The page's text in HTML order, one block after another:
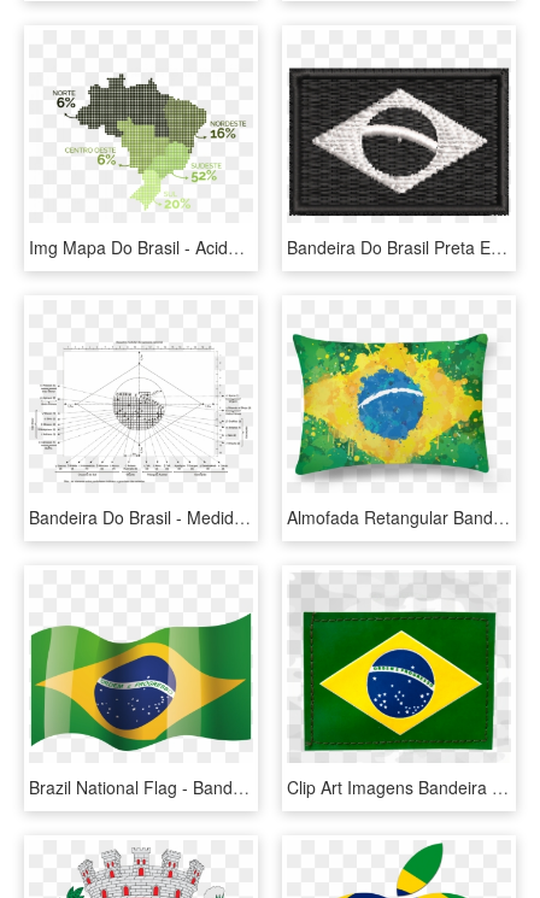
Img Mapa Do Brasil - Acidentes De Transito 2018, HD Png Download Bandeira Do Brasil Preta E Branca, HD Png Download
Bandeira Do Brasil - Medidas Da Bandeira Do Brasil, HD Png Download Almofada Retangular Bandeira Do Brasil De Incantiana - Cushion, HD Png Download
Brazil National Flag - Bandeira Do Brasil No Vento, HD Png Download Clip Art Imagens Bandeira Do Brasil - Brazil Flag, HD Png Download